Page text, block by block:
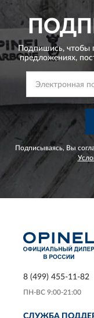
Подпишись, чтобы
предложениях,
Подписываясь, Вы
8 (499) 455-11-82
ПН-ВС 9:00-21:00
СЛУЖБА